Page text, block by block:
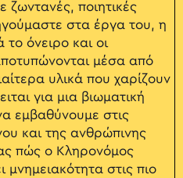
ποιητικές
στα έργα του, η
όνειρο και οι
μέσα από
υλικά που χαρίζουν
για μια βιωματική
εμβαθύνουμε στις
και της ανθρώπινης
πώς ο Κληρονόμος
μνημειακότητα στις πιο